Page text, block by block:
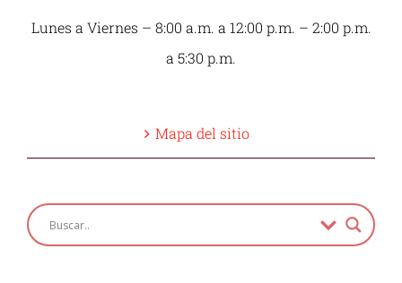
Lunes a Viernes – 8:00 a.m. a 12:00 p.m. – 2:00 p.m.
a 5:30 p.m.
Mapa del sitio